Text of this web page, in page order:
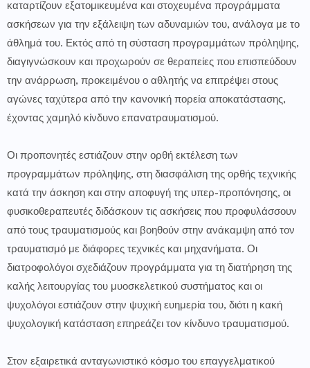
καταρτίζουν εξατομικευμένα και στοχευμένα προγράμματα
ασκήσεων για την εξάλειψη των αδυναμιών του, ανάλογα με το
άθλημά του. Εκτός από τη σύσταση προγραμμάτων πρόληψης,
διαγιγνώσκουν και προχωρούν σε θεραπείες που επισπεύδουν
την ανάρρωση, προκειμένου ο αθλητής να επιτρέψει στους
αγώνες ταχύτερα από την κανονική πορεία αποκατάστασης,
έχοντας χαμηλό κίνδυνο επανατραυματισμού.
Οι προπονητές εστιάζουν στην ορθή εκτέλεση των
προγραμμάτων πρόληψης, στη διασφάλιση της ορθής τεχνικής
κατά την άσκηση και στην αποφυγή της υπερ-προπόνησης, οι
φυσικοθεραπευτές διδάσκουν τις ασκήσεις που προφυλάσσουν
από τους τραυματισμούς και βοηθούν στην ανάκαμψη από τον
τραυματισμό με διάφορες τεχνικές και μηχανήματα. Οι
διατροφολόγοι σχεδιάζουν προγράμματα για τη διατήρηση της
καλής λειτουργίας του μυοσκελετικού συστήματος και οι
ψυχολόγοι εστιάζουν στην ψυχική ευημερία του, διότι η κακή
ψυχολογική κατάσταση επηρεάζει τον κίνδυνο τραυματισμού.
Στον εξαιρετικά ανταγωνιστικό κόσμο του επαγγελματικού